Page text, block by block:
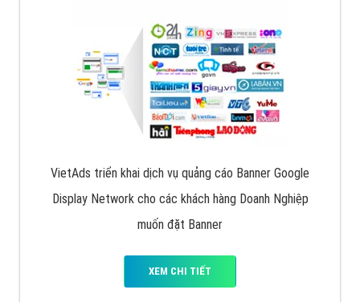
VietAds triển khai dịch vụ quảng cáo Banner Google
Display Network cho các khách hàng Doanh Nghiệp
muốn đặt Banner
XEM CHI TIẾT